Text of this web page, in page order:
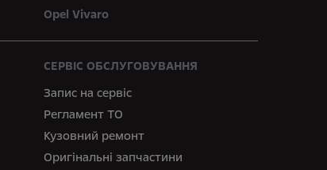
Opel Vivaro
СЕРВІС ОБСЛУГОВУВАННЯ
Запис на сервіс
Регламент ТО
Кузовний ремонт
Оригінальні запчастини